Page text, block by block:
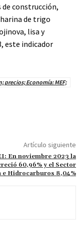
construcción,
de trigo
lisa y
este indicador
precios; Economía: MEF;
Artículo siguiente
En noviembre 2023 la
60,96% y el Sector
e Hidrocarburos 8,04%